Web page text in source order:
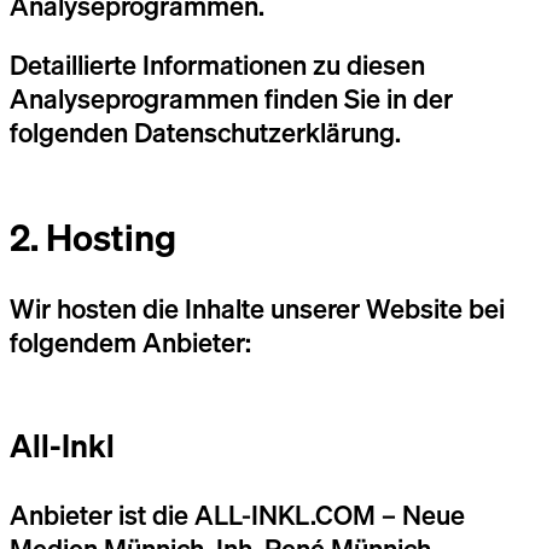
Detaillierte Informationen zu diesen
Analyseprogrammen finden Sie in der
folgenden Datenschutzerklärung.
2. Hosting
Wir hosten die Inhalte unserer Website bei
folgendem Anbieter:
All-Inkl
Anbieter ist die ALL-INKL.COM – Neue